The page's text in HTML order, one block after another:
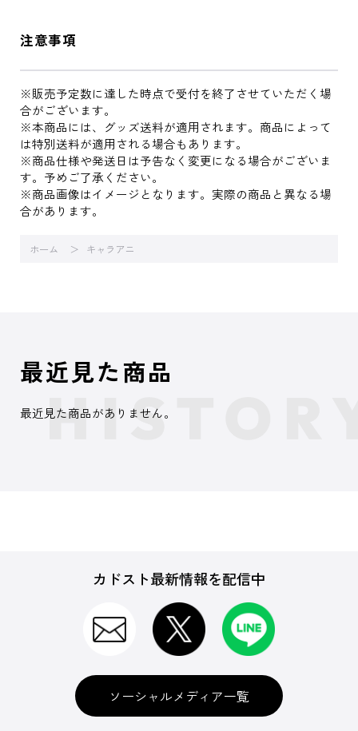
注意事項
※販売予定数に達した時点で受付を終了させていただく場
合がございます。
※本商品には、グッズ送料が適用されます。商品によって
は特別送料が適用される場合もあります。
※商品仕様や発送日は予告なく変更になる場合がございま
す。予めご了承ください。
※商品画像はイメージとなります。実際の商品と異なる場
合があります。
ホーム キャラアニ
最近見た商品
最近見た商品がありません。
カドスト最新情報を配信中
ソーシャルメディア一覧